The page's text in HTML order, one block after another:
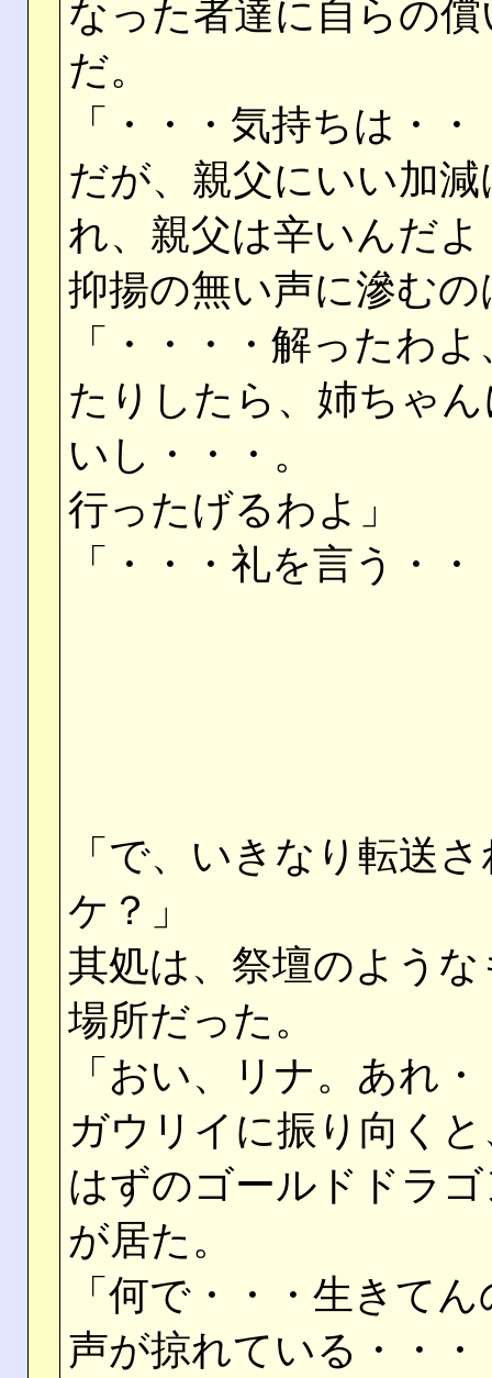
なった者達に自らの
だ。
「・・・気持ちは・
だが、親父にいい加
れ、親父は辛いんだよ
抑揚の無い声に滲む
「・・・・解ったわ
たりしたら、姉ちゃ
いし・・・。
行ったげるわよ」
「・・・礼を言う・・
「で、いきなり転送
ケ？」
其処は、祭壇のよう
場所だった。
「おい、リナ。あれ
ガウリイに振り向く
はずのゴールドドラ
が居た。
「何で・・・生きて
声が掠れている・・・